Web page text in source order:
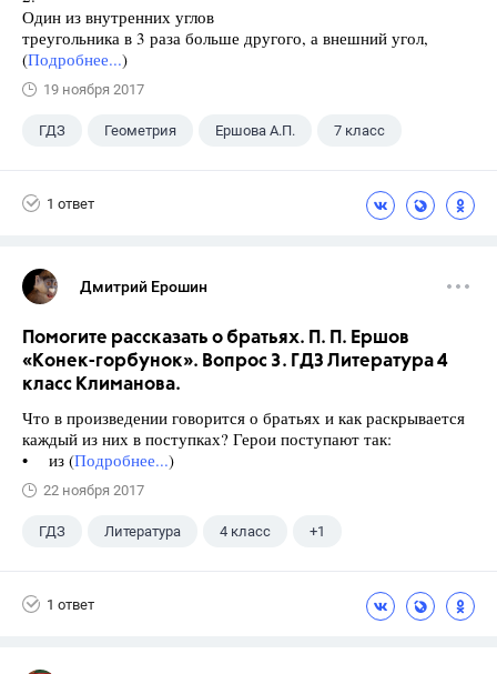
Один из внутренних углов
треугольника в 3 раза больше другого, а внешний угол,
(Подробнее...)
19 ноября 2017
ГДЗ Геометрия Ершова А.П. 7 класс
1 ответ
Дмитрий Ерошин
Помогите рассказать о братьях. П. П. Ершов
«Конек-горбунок». Вопрос 3. ГДЗ Литература 4
класс Климанова.
Что в произведении говорится о братьях и как раскрывается
каждый из них в поступках? Герои поступают так:
• из (Подробнее...)
22 ноября 2017
ГДЗ Литература 4 класс +1
1 ответ